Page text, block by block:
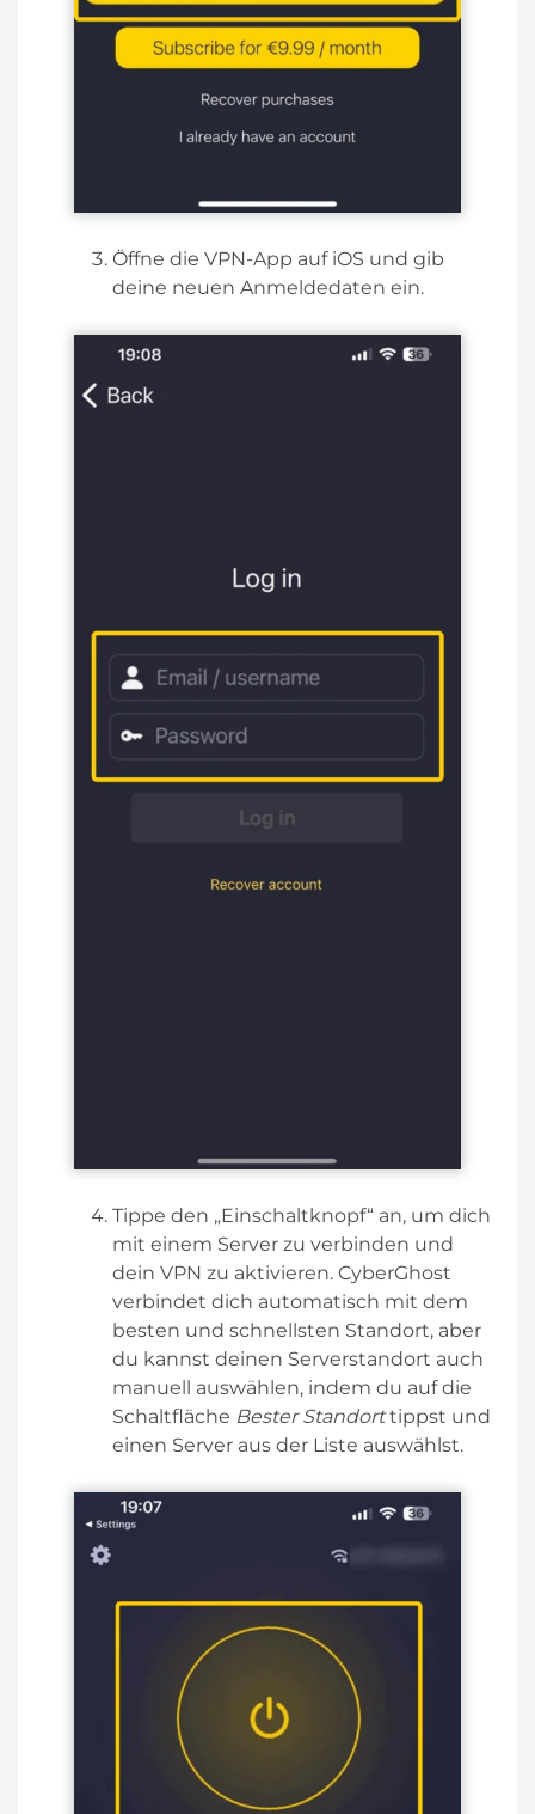
Öffne die VPN-App auf iOS und gib
deine neuen Anmeldedaten ein.
Tippe den „Einschaltknopf“ an, um dich
mit einem Server zu verbinden und
dein VPN zu aktivieren. CyberGhost
verbindet dich automatisch mit dem
besten und schnellsten Standort, aber
du kannst deinen Serverstandort auch
manuell auswählen, indem du auf die
Schaltfläche Bester Standorttippst und
einen Server aus der Liste auswählst.